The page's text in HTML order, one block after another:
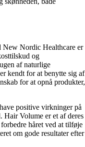
New Nordic Healthcare er
og
af naturlige
kendt for at benytte sig af
for at opnå produkter,
positive virkninger på
Hair Volume er et af deres
håret ved at tilføje
om gode resultater efter